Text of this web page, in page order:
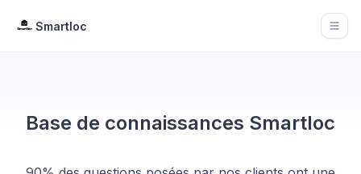
Smartloc
Base de connaissances Smartloc